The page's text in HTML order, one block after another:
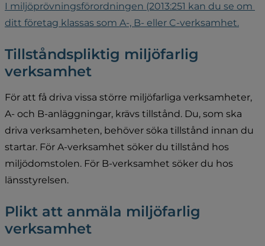
I miljöprövningsförordningen (2013:251 kan du se om
ditt företag klassas som A-, B- eller C-verksamhet.
Tillståndspliktig miljöfarlig
verksamhet
För att få driva vissa större miljöfarliga verksamheter,
A- och B-anläggningar, krävs tillstånd. Du, som ska
driva verksamheten, behöver söka tillstånd innan du
startar. För A-verksamhet söker du tillstånd hos
miljödomstolen. För B-verksamhet söker du hos
länsstyrelsen.
Plikt att anmäla miljöfarlig
verksamhet